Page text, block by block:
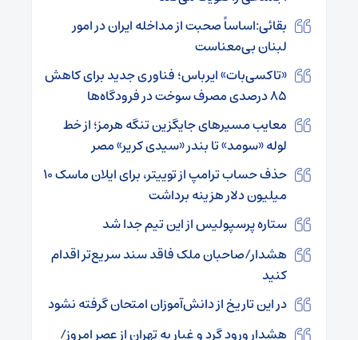
بقائی:اساساً صحبت از مداخله ایران در امور
لبنان بی‌معناست
«تاکسی‌بات» ایرباس؛ فناوری جدید برای کاهش
۸۵ درصدی مصرف سوخت در فرودگاه‌ها
معایب مسیرهای جایگزین تنگه هرمز؛ از خط
لوله «سومد» تا بندر «سیدی کریر» مصر
حذف حساب ترامپ از توییتر، برای ایلان ماسک ۱۰
میلیون دلار هزینه برداشت
ستاره پرسپولیس از این تیم جدا شد
هشدار/صاحبان ملک فاقد سند سریع‌تر اقدام
کنید
در این تاریخ از دانش‌آموزان امتحان گرفته نشود
هشدار ورود گرد و غبار به تهران از عصر امروز/